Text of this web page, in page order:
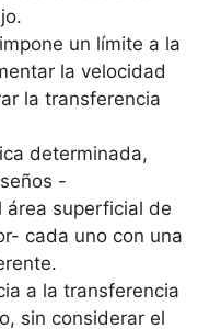
un límite a la
la velocidad
la transferencia
determinada,
-
área superficial de
cada uno con una
a la transferencia
sin considerar el